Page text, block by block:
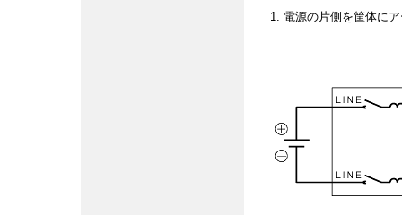
1. 電源の片側を筐体に